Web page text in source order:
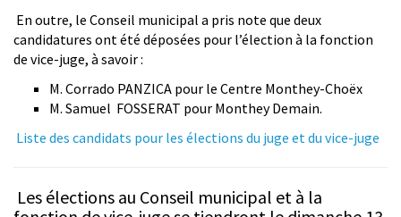
En outre, le Conseil municipal a pris note que deux
candidatures ont été déposées pour l’élection à la fonction
de vice-juge, à savoir :
M. Corrado PANZICA pour le Centre Monthey-Choëx
M. Samuel FOSSERAT pour Monthey Demain.
Liste des candidats pour les élections du juge et du vice-juge
Les élections au Conseil municipal et à la